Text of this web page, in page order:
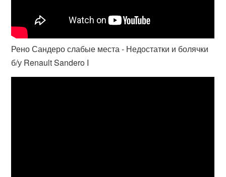
Рено Сандеро слабые места - Недостатки и болячки
б/у Renault Sandero I